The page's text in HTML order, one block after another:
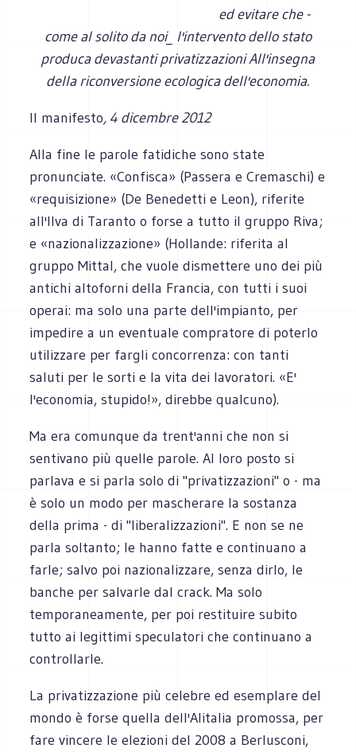
ed evitare che -
come al solito da noi_ l'intervento dello stato
produca devastanti privatizzazioni All'insegna
della riconversione ecologica dell'economia.
Il manifesto, 4 dicembre 2012
Alla fine le parole fatidiche sono state
pronunciate. «Confisca» (Passera e Cremaschi) e
«requisizione» (De Benedetti e Leon), riferite
all'Ilva di Taranto o forse a tutto il gruppo Riva;
e «nazionalizzazione» (Hollande: riferita al
gruppo Mittal, che vuole dismettere uno dei più
antichi altoforni della Francia, con tutti i suoi
operai: ma solo una parte dell'impianto, per
impedire a un eventuale compratore di poterlo
utilizzare per fargli concorrenza: con tanti
saluti per le sorti e la vita dei lavoratori. «E'
l'economia, stupido!», direbbe qualcuno).
Ma era comunque da trent'anni che non si
sentivano più quelle parole. Al loro posto si
parlava e si parla solo di "privatizzazioni" o - ma
è solo un modo per mascherare la sostanza
della prima - di "liberalizzazioni". E non se ne
parla soltanto; le hanno fatte e continuano a
farle; salvo poi nazionalizzare, senza dirlo, le
banche per salvarle dal crack. Ma solo
temporaneamente, per poi restituire subito
tutto ai legittimi speculatori che continuano a
controllarle.
La privatizzazione più celebre ed esemplare del
mondo è forse quella dell'Alitalia promossa, per
fare vincere le elezioni del 2008 a Berlusconi,